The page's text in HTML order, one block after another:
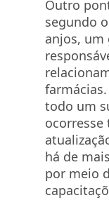
Outro
segundo
anjos, um
todo um
há de
por meio